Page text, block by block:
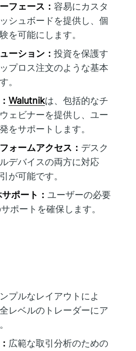
フェース：容易にカスタ
シュボードを提供し、個
を可能にします。
ーション：投資を保護す
プロス注文のような基本
。
Walutnikは、包括的なチ
ェビナーを提供し、ユー
をサポートします。
ォームアクセス： デスク
デバイスの両方に対応
が可能です。
ポート：ユーザーの必要
ポートを確保します。
プルなレイアウトによ
レベルのトレーダーにア
広範な取引分析のための